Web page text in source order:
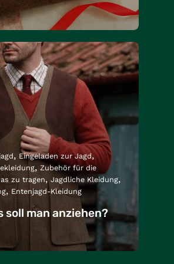
Eingeladen zur Jagd
Zubehör für die
zu tragen
Jagdliche Kleidung
Entenjagd-Kleidung
soll man anziehen?